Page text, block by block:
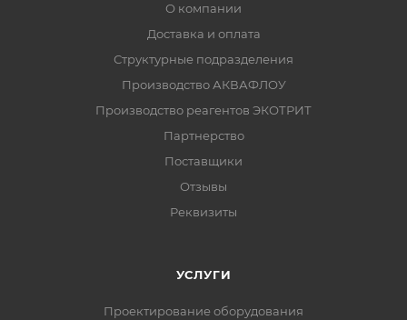
О компании
Доставка и оплата
Структурные подразделения
Производство АКВАФЛОУ
Производство реагентов ЭКОТРИТ
Партнерство
Поставщики
Отзывы
Реквизиты
УСЛУГИ
Проектирование оборудования